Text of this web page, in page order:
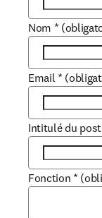
Nom *
Email *
Intitulé du
Fonction *